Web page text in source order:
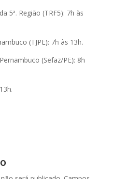
5ª. Região (TRF5): 7h às
(TJPE): 7h às 13h.
(Sefaz/PE): 8h